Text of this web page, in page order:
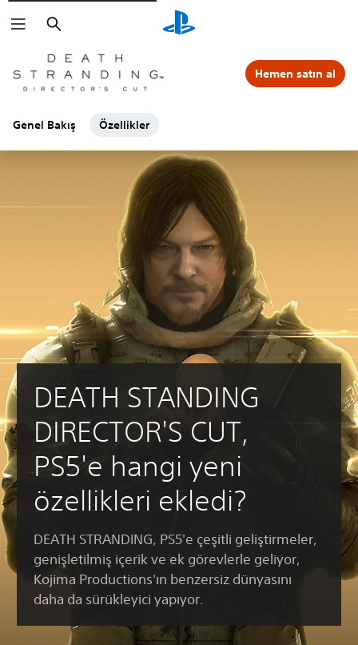
Arama
Genel Bakış Özellikler
Hemen satın al
DEATH STANDING
DIRECTOR'S CUT,
PS5'e hangi yeni
özellikleri ekledi?
DEATH STRANDING, PS5'e çeşitli geliştirmeler,
genişletilmiş içerik ve ek görevlerle geliyor,
Kojima Productions'ın benzersiz dünyasını
daha da sürükleyici yapıyor.